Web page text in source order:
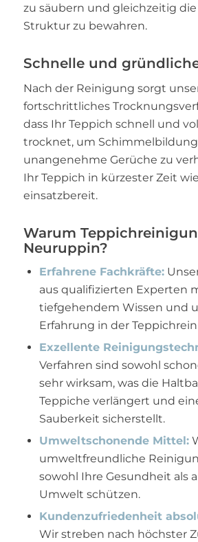
zu säubern und gleichzeitig
Struktur zu bewahren.
Schnelle und
Nach der Reinigung sorgt
fortschrittliches
dass Ihr Teppich schnell und
trocknet, um
unangenehme Gerüche zu
Ihr Teppich in kürzester Zeit
einsatzbereit.
Warum
Neuruppin?
Erfahrene Fachkräfte:
aus qualifizierten Experten
tiefgehendem Wissen und
Erfahrung in der
Exzellente
Verfahren sind sowohl
sehr wirksam, was die
Teppiche verlängert und
Sauberkeit sicherstellt.
Umweltschonende Mittel:
umweltfreundliche
sowohl Ihre Gesundheit als
Umwelt schützen.
Kundenzufriedenheit
Wir streben nach höchster